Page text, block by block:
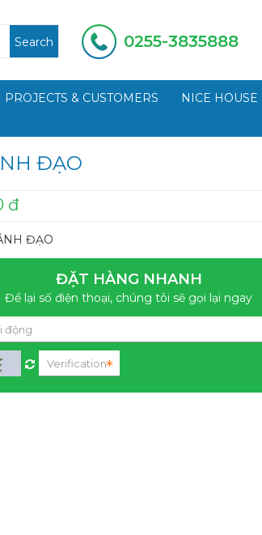
Search 0255-3835888
PROJECTS & CUSTOMERS
NICE HOUSE
ĐẠO
đ
ĐẠO
ĐẶT HÀNG NHANH
Để lại số điện thoại, chúng tôi sẽ gọi lại ngay